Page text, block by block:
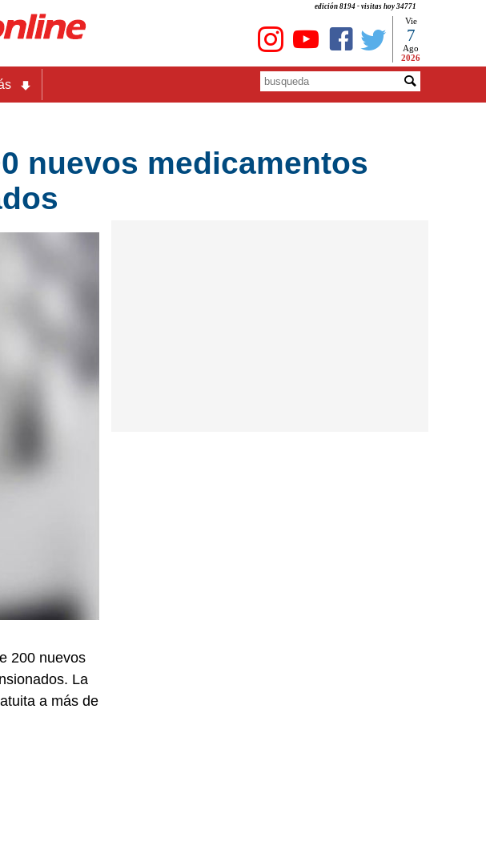
edición 8194 - visitas hoy 34771
Vie
7
Ago
2026
nuevos medicamentos
200 nuevos
La
a más de